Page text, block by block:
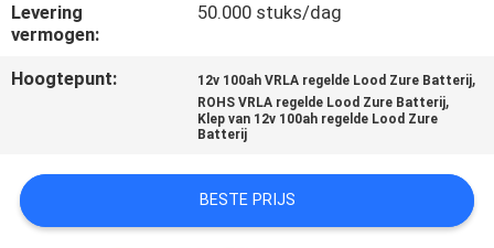
EEN
OFFERTE
Levering
vermogen:
50.000 stuks/dag
Hoogtepunt: 12v 100ah VRLA regelde Lood Zure Batterij,
ROHS VRLA regelde Lood Zure Batterij,
Klep van 12v 100ah regelde Lood Zure
Batterij
BESTE PRIJS